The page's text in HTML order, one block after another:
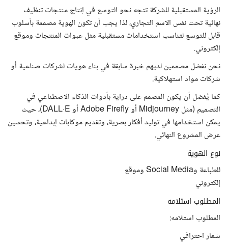
الرؤية المستقبلية للشركة تتجه نحو التوسع في إنتاج منتجات تنظيف
نهائية تحت نفس الاسم التجاري، لذا يجب أن تكون الهوية مصممة بأسلوب
قابل للتوسع لتناسب استخدامات مستقبلية مثل عبوات المنتجات وموقع
إلكتروني.
نحن نفضل مصممين لديهم خبرة سابقة في بناء هويات لشركات صناعية أو
شركات مواد استهلاكية.
كما يُفضل أن يكون المصمم على دراية بأدوات الذكاء الاصطناعي في
التصميم (مثل Midjourney أو Adobe Firefly أو DALL·E)، حيث
يمكن استخدامها في توليد أفكار بصرية، وتقديم موكابات إبداعية، وتحسين
عرض المشروع النهائي.
نوع الهوية
للطباعة وSocial Media وموقع
إلكتروني
المطلوب استلامه
المطلوب استلامه:
شعار احترافي